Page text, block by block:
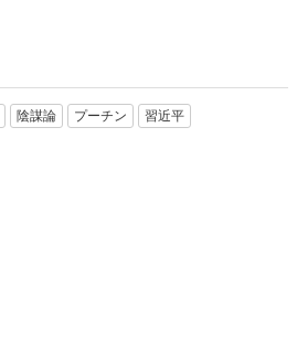
陰謀論 プーチン 習近平